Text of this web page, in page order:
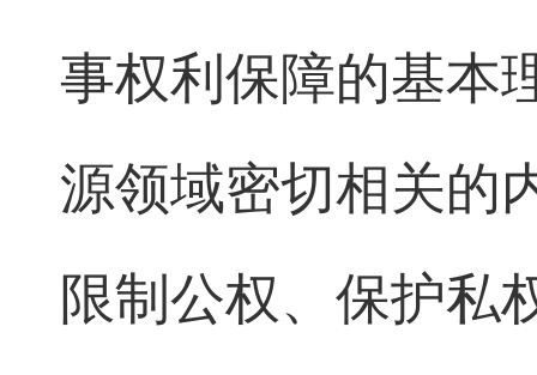
事权利保障的基本
源领域密切相关的
限制公权、保护私